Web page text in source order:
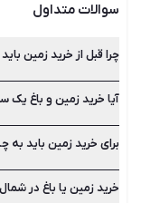
کرده و با خیالی راحت
سوالات متداول
چرا قبل از خرید زمین
ممکن است زمین یا باغ
مشکلاتی لازم است قبل
بگیرید.
آیا خرید زمین و باغ
قیمت باغ و زمین
پروژه‌های مختلف با
بهترین روش‌ها برا ی
برای خرید زمین باید
موقعیت جغرافیایی
خرید زمین یا باغ در